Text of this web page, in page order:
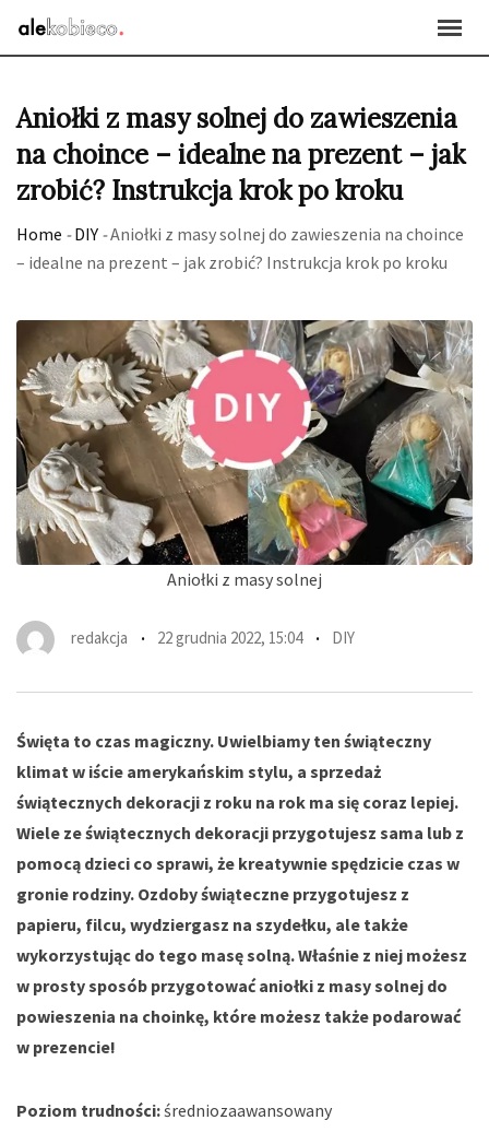
Aniołki z masy solnej do zawieszenia
na choince – idealne na prezent – jak
zrobić? Instrukcja krok po kroku
Home -DIY -Aniołki z masy solnej do zawieszenia na choince
– idealne na prezent – jak zrobić? Instrukcja krok po kroku
Aniołki z masy solnej
redakcja 22 grudnia 2022, 15:04 DIY
Święta to czas magiczny. Uwielbiamy ten świąteczny
klimat w iście amerykańskim stylu, a sprzedaż
świątecznych dekoracji z roku na rok ma się coraz lepiej.
Wiele ze świątecznych dekoracji przygotujesz sama lub z
pomocą dzieci co sprawi, że kreatywnie spędzicie czas w
gronie rodziny. Ozdoby świąteczne przygotujesz z
papieru, filcu, wydziergasz na szydełku, ale także
wykorzystując do tego masę solną. Właśnie z niej możesz
w prosty sposób przygotować aniołki z masy solnej do
powieszenia na choinkę, które możesz także podarować
w prezencie!
Poziom trudności:średniozaawansowany